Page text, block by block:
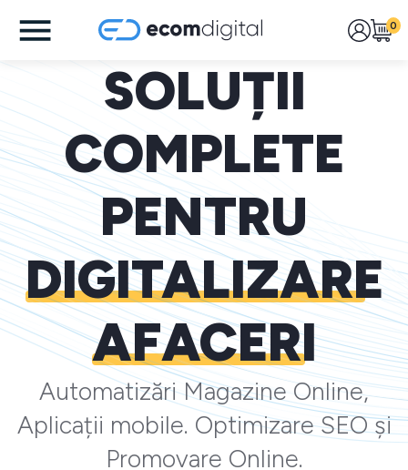
0
SOLUȚII
COMPLETE
PENTRU
DIGITALIZARE
AFACERI
Automatizări Magazine Online,
Aplicații mobile. Optimizare SEO și
Promovare Online.